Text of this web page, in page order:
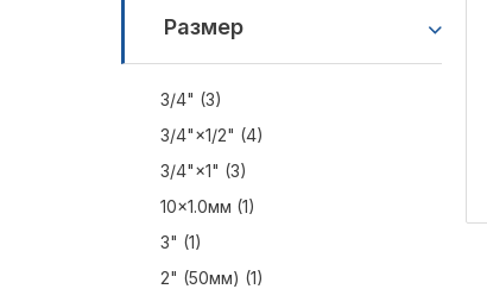
Размер
3/4" (3)
3/4"×1/2" (4)
3/4"×1" (3)
10×1.0мм (1)
3" (1)
2" (50мм) (1)